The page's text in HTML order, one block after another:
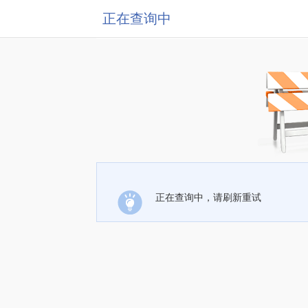
正在查询中
正在查询中，请刷新重试